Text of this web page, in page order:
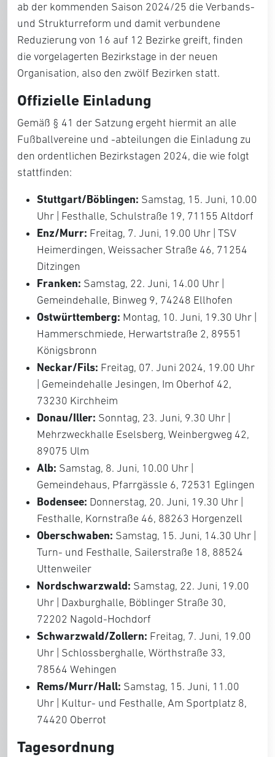
ab der kommenden Saison 2024/25 die Verbands-
und Strukturreform und damit verbundene
Reduzierung von 16 auf 12 Bezirke greift, finden
die vorgelagerten Bezirkstage in der neuen
Organisation, also den zwölf Bezirken statt.
Offizielle Einladung
Gemäß § 41 der Satzung ergeht hiermit an alle
Fußballvereine und -abteilungen die Einladung zu
den ordentlichen Bezirkstagen 2024, die wie folgt
stattfinden:
Stuttgart/Böblingen: Samstag, 15. Juni, 10.00
Uhr | Festhalle, Schulstraße 19, 71155 Altdorf
Enz/Murr: Freitag, 7. Juni, 19.00 Uhr | TSV
Heimerdingen, Weissacher Straße 46, 71254
Ditzingen
Franken: Samstag, 22. Juni, 14.00 Uhr |
Gemeindehalle, Binweg 9, 74248 Ellhofen
Ostwürttemberg: Montag, 10. Juni, 19.30 Uhr |
Hammerschmiede, Herwartstraße 2, 89551
Königsbronn
Neckar/Fils: Freitag, 07. Juni 2024, 19.00 Uhr
| Gemeindehalle Jesingen, Im Oberhof 42,
73230 Kirchheim
Donau/Iller: Sonntag, 23. Juni, 9.30 Uhr |
Mehrzweckhalle Eselsberg, Weinbergweg 42,
89075 Ulm
Alb: Samstag, 8. Juni, 10.00 Uhr |
Gemeindehaus, Pfarrgässle 6, 72531 Eglingen
Bodensee: Donnerstag, 20. Juni, 19.30 Uhr |
Festhalle, Kornstraße 46, 88263 Horgenzell
Oberschwaben: Samstag, 15. Juni, 14.30 Uhr |
Turn- und Festhalle, Sailerstraße 18, 88524
Uttenweiler
Nordschwarzwald: Samstag, 22. Juni, 19.00
Uhr | Daxburghalle, Böblinger Straße 30,
72202 Nagold-Hochdorf
Schwarzwald/Zollern: Freitag, 7. Juni, 19.00
Uhr | Schlossberghalle, Wörthstraße 33,
78564 Wehingen
Rems/Murr/Hall: Samstag, 15. Juni, 11.00
Uhr | Kultur- und Festhalle, Am Sportplatz 8,
74420 Oberrot
Tagesordnung